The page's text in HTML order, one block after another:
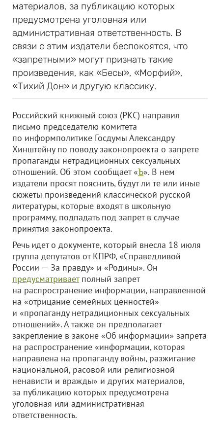
материалов, за публикацию которых
предусмотрена уголовная или
административная ответственность. В
связи с этим издатели беспокоятся, что
«запретными» могут признать такие
произведения, как «Бесы», «Морфий»,
«Тихий Дон» и другую классику.
Российский книжный союз (РКС) направил
письмо председателю комитета
по информполитике Госдумы Александру
Хинштейну по поводу законопроекта о запрете
пропаганды нетрадиционных сексуальных
отношений. Об этом сообщает «Ъ». В нем
издатели просят пояснить, будут ли те или иные
сюжеты произведений классической русской
литературы, которые входят в школьную
программу, подпадать под запрет в случае
принятия законопроекта.
Речь идет о документе, который внесла 18 июля
группа депутатов от КПРФ, «Справедливой
России — За правду» и «Родины». Он
предусматриваетполный запрет
на распространение информации, направленной
на «отрицание семейных ценностей»
и «пропаганду нетрадиционных сексуальных
отношений». А также он предполагает
закрепление в законе «Об информации» запрета
на распространение «информации, которая
направлена на пропаганду войны, разжигание
национальной, расовой или религиозной
ненависти и вражды» и других материалов,
за публикацию которых предусмотрена
уголовная или административная
ответственность.